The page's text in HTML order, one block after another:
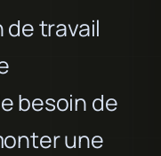
travail
besoin de
une